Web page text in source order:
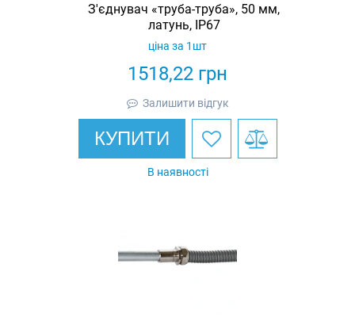
З'єднувач «труба-труба», 50 мм,
латунь, IP67
1518,22 грн
ціна за 1шт
Залишити відгук
КУПИТИ
В наявності